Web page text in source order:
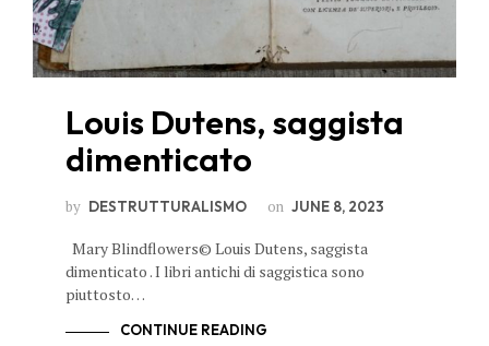
Louis Dutens, saggista
dimenticato
by DESTRUTTURALISMO on JUNE 8, 2023
Mary Blindflowers© Louis Dutens, saggista
dimenticato . I libri antichi di saggistica sono
piuttosto…
CONTINUE READING